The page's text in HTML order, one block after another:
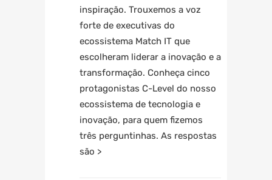
inspiração. Trouxemos a voz
forte de executivas do
ecossistema Match IT que
escolheram liderar a inovação e a
transformação. Conheça cinco
protagonistas C-Level do nosso
ecossistema de tecnologia e
inovação, para quem fizemos
três perguntinhas. As respostas
são >